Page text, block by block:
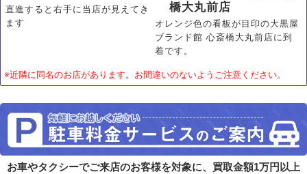
直進すると右手に当店が見えてき
ます
橋大丸前店
オレンジ色の看板が目印の大黒屋
ブランド館 心斎橋大丸前店に到
着です。
※近隣に同名のお店があります。お間違いのないようご注意ください。
お車やタクシーでご来店のお客様を対象に、買取金額1万円以上